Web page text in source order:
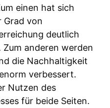
einen hat sich
Grad von
deutlich
anderen werden
die Nachhaltigkeit
verbessert.
Nutzen des
für beide Seiten.